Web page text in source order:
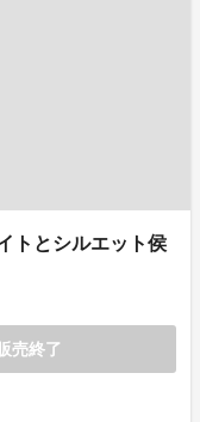
トとシルエット侯
売終了